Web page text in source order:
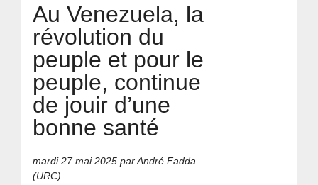
Au Venezuela, la
révolution du
peuple et pour le
peuple, continue
de jouir d’une
bonne santé
mardi 27 mai 2025 par André Fadda
(URC)